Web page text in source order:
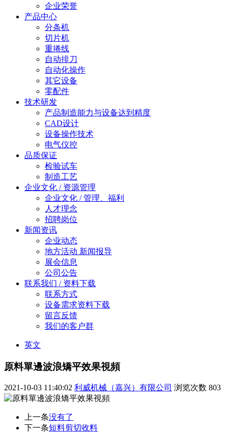
企业荣誉
产品中心
分条机
切片机
重捲线
自动排刀
自动化操作
其它设备
零配件
技术研发
产品制造能力与设备达到精度
CAD设计
设备操作技术
电气仪控
品质保证
检验试车
制造工艺
企业文化 / 资源管理
企业文化 / 管理、福利
人才理念
招聘岗位
新闻资讯
企业动态
地方活动 新闻报导
展会信息
公司公告
联系我们 / 资料下载
联系方式
设备需求资料下载
留言反馈
我们的客户群
英文
原料單邊波浪矯平效果視頻
2021-10-03 11:40:02 利威机械（嘉兴）有限公司 浏览次数 803
上一条没有了
下一条短料剪切收料